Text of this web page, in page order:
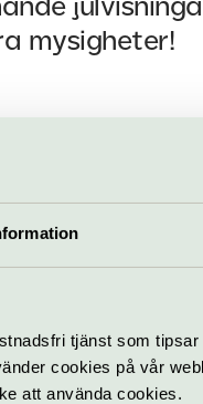
tjänst som
cookies på vår
att använda cookies.
mysigheter!
du här